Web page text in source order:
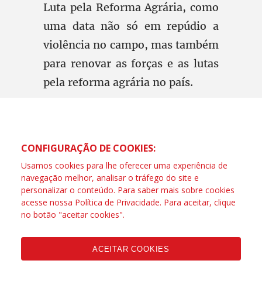
Luta pela Reforma Agrária, como
uma data não só em repúdio a
violência no campo, mas também
para renovar as forças e as lutas
pela reforma agrária no país.
CONFIGURAÇÃO DE COOKIES:
Usamos cookies para lhe oferecer uma experiência de
navegação melhor, analisar o tráfego do site e
personalizar o conteúdo. Para saber mais sobre cookies
acesse nossa Política de Privacidade. Para aceitar, clique
no botão "aceitar cookies".
ACEITAR COOKIES